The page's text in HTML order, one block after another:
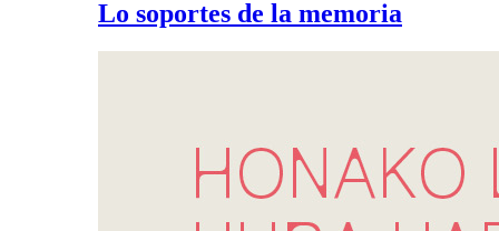
Lo soportes de la memoria